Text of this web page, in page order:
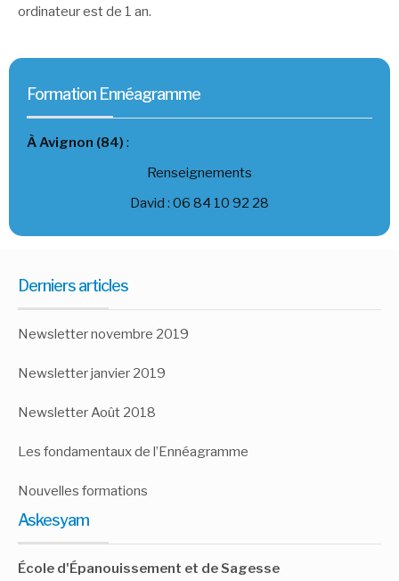
ordinateur est de 1 an.
Formation Ennéagramme
À Avignon (84) :
Renseignements
David : 06 84 10 92 28
Derniers articles
Newsletter novembre 2019
Newsletter janvier 2019
Newsletter Août 2018
Les fondamentaux de l’Ennéagramme
Nouvelles formations
Askesyam
École d'Épanouissement et de Sagesse